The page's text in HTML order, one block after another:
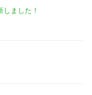
ました！